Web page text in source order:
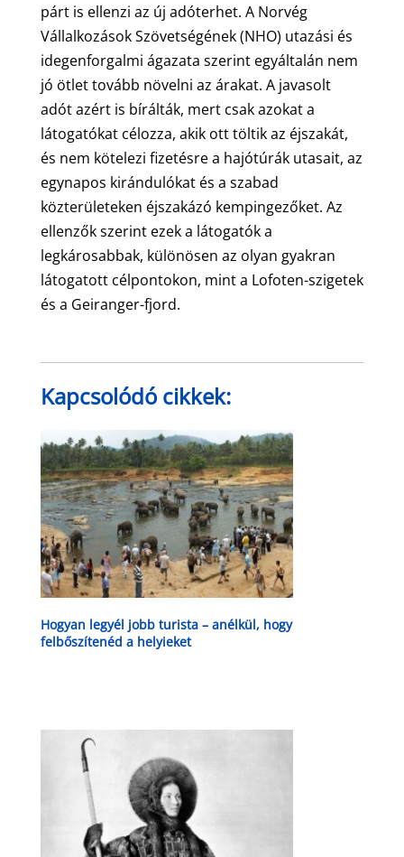
párt is ellenzi az új adóterhet. A Norvég
Vállalkozások Szövetségének (NHO) utazási és
idegenforgalmi ágazata szerint egyáltalán nem
jó ötlet tovább növelni az árakat. A javasolt
adót azért is bírálták, mert csak azokat a
látogatókat célozza, akik ott töltik az éjszakát,
és nem kötelezi fizetésre a hajótúrák utasait, az
egynapos kirándulókat és a szabad
közterületeken éjszakázó kempingezőket. Az
ellenzők szerint ezek a látogatók a
legkárosabbak, különösen az olyan gyakran
látogatott célpontokon, mint a Lofoten-szigetek
és a Geiranger-fjord.
Kapcsolódó cikkek:
Hogyan legyél jobb turista – anélkül, hogy
felbőszítenéd a helyieket